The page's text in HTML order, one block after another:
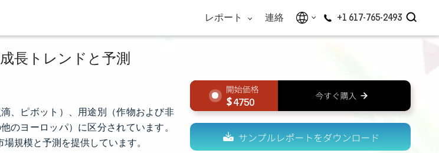
レポート 連絡 +1 617-765-2493
長トレンドと予測
、ピボット）、用途別（作物および非
のヨーロッパ）に区分されています。
規模と予測を提供しています。
4750